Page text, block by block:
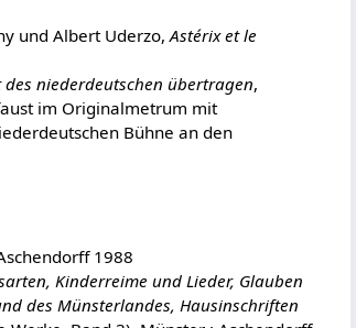
und Albert Uderzo, Astérix et le
niederdeutschen übertragen,
im Originalmetrum mit
Bühne an den
1988
Kinderreime und Lieder, Glauben
des Münsterlandes, Hausinschriften